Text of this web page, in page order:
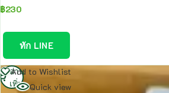
฿230
ทัก LINE
Add to Wishlist
Quick view
อ่าน
เพิ่ม